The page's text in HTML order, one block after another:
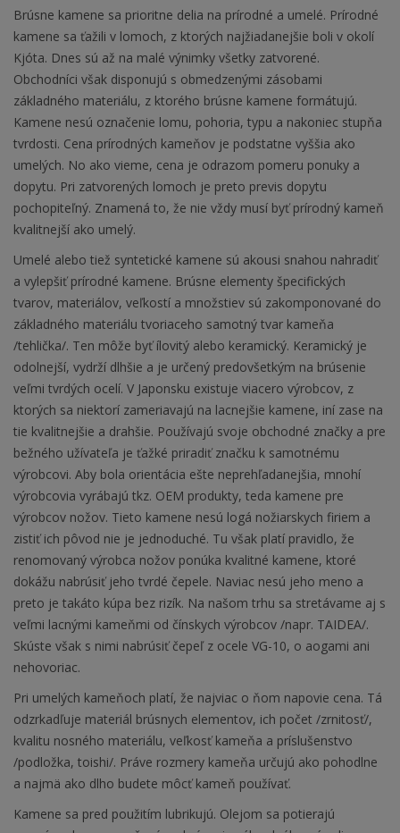
Brúsne kamene sa prioritne delia na prírodné a umelé. Prírodné
kamene sa ťažili v lomoch, z ktorých najžiadanejšie boli v okolí
Kjóta. Dnes sú až na malé výnimky všetky zatvorené.
Obchodníci však disponujú s obmedzenými zásobami
základného materiálu, z ktorého brúsne kamene formátujú.
Kamene nesú označenie lomu, pohoria, typu a nakoniec stupňa
tvrdosti. Cena prírodných kameňov je podstatne vyššia ako
umelých. No ako vieme, cena je odrazom pomeru ponuky a
dopytu. Pri zatvorených lomoch je preto previs dopytu
pochopiteľný. Znamená to, že nie vždy musí byť prírodný kameň
kvalitnejší ako umelý.
Umelé alebo tiež syntetické kamene sú akousi snahou nahradiť
a vylepšiť prírodné kamene. Brúsne elementy špecifických
tvarov, materiálov, veľkostí a množstiev sú zakomponované do
základného materiálu tvoriaceho samotný tvar kameňa
/tehlička/. Ten môže byť ílovitý alebo keramický. Keramický je
odolnejší, vydrží dlhšie a je určený predovšetkým na brúsenie
veľmi tvrdých ocelí. V Japonsku existuje viacero výrobcov, z
ktorých sa niektorí zameriavajú na lacnejšie kamene, iní zase na
tie kvalitnejšie a drahšie. Používajú svoje obchodné značky a pre
bežného užívateľa je ťažké priradiť značku k samotnému
výrobcovi. Aby bola orientácia ešte neprehľadanejšia, mnohí
výrobcovia vyrábajú tkz. OEM produkty, teda kamene pre
výrobcov nožov. Tieto kamene nesú logá nožiarskych firiem a
zistiť ich pôvod nie je jednoduché. Tu však platí pravidlo, že
renomovaný výrobca nožov ponúka kvalitné kamene, ktoré
dokážu nabrúsiť jeho tvrdé čepele. Naviac nesú jeho meno a
preto je takáto kúpa bez rizík. Na našom trhu sa stretávame aj s
veľmi lacnými kameňmi od čínskych výrobcov /napr. TAIDEA/.
Skúste však s nimi nabrúsiť čepeľ z ocele VG-10, o aogami ani
nehovoriac.
Pri umelých kameňoch platí, že najviac o ňom napovie cena. Tá
odzrkadľuje materiál brúsnych elementov, ich počet /zrnitosť/,
kvalitu nosného materiálu, veľkosť kameňa a príslušenstvo
/podložka, toishi/. Práve rozmery kameňa určujú ako pohodlne
a najmä ako dlho budete môcť kameň používať.
Kamene sa pred použitím lubrikujú. Olejom sa potierajú